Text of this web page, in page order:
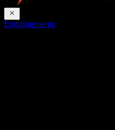
Entraînements